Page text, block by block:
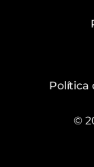
Política
©